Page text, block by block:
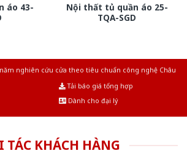
áo 43-
Nội thất tủ quần áo 25-
TQA-SGD
nghiên cứu cửa theo tiêu chuẩn công nghệ Châu
Tải báo giá tổng hợp
Dành cho đại lý
TÁC KHÁCH HÀNG